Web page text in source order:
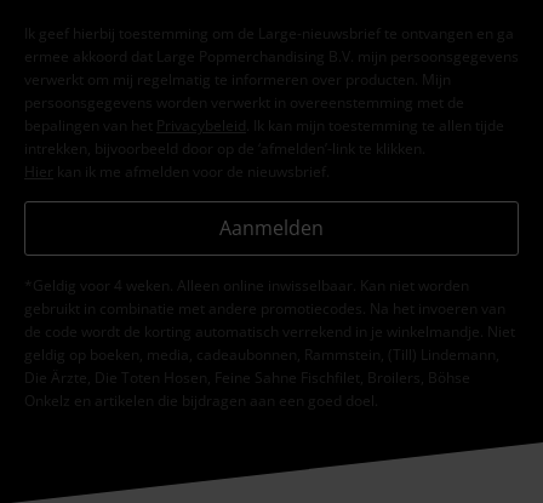
Ik geef hierbij toestemming om de Large-nieuwsbrief te ontvangen en ga
ermee akkoord dat Large Popmerchandising B.V. mijn persoonsgegevens
verwerkt om mij regelmatig te informeren over producten. Mijn
persoonsgegevens worden verwerkt in overeenstemming met de
bepalingen van het
Privacybeleid . Ik kan mijn toestemming te allen tijde
intrekken, bijvoorbeeld door op de ‘afmelden’-link te klikken.
Hier kan ik me afmelden voor de nieuwsbrief.
Aanmelden
*Geldig voor 4 weken. Alleen online inwisselbaar. Kan niet worden
gebruikt in combinatie met andere promotiecodes. Na het invoeren van
de code wordt de korting automatisch verrekend in je winkelmandje. Niet
geldig op boeken, media, cadeaubonnen, Rammstein, (Till) Lindemann,
Die Ärzte, Die Toten Hosen, Feine Sahne Fischfilet, Broilers, Böhse
Onkelz en artikelen die bijdragen aan een goed doel.